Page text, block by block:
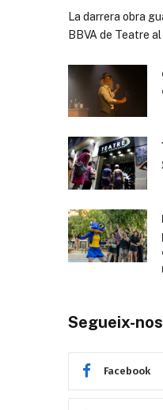
La darrera obra
BBVA de Teatre
Segueix-
Facebook